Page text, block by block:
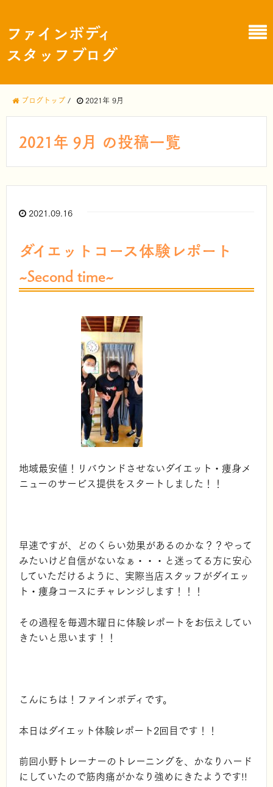
ファインボディ
スタッフブログ
ブログトップ / 2021年 9月
2021年 9月 の投稿一覧
2021.09.16
ダイエットコース体験レポート
~Second time~
地域最安値！リバウンドさせないダイエット・痩身メ
ニューのサービス提供をスタートしました！！
早速ですが、どのくらい効果があるのかな？？やって
みたいけど自信がないなぁ・・・と迷ってる方に安心
していただけるように、実際当店スタッフがダイエッ
ト・痩身コースにチャレンジします！！！
その過程を毎週木曜日に体験レポートをお伝えしてい
きたいと思います！！
こんにちは！ファインボディです。
本日はダイエット体験レポート2回目です！！
前回小野トレーナーのトレーニングを、かなりハード
にしていたので筋肉痛がかなり強めにきたようです!!